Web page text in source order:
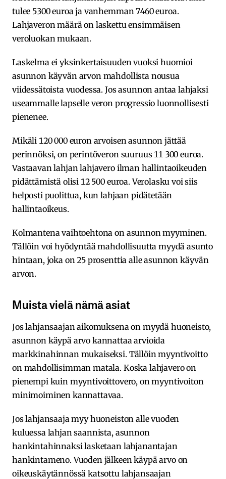
tulee 5300 euroa ja vanhemman 7460 euroa.
Lahjaveron määrä on laskettu ensimmäisen
veroluokan mukaan.
Laskelma ei yksinkertaisuuden vuoksi huomioi
asunnon käyvän arvon mahdollista nousua
viidessätoista vuodessa. Jos asunnon antaa lahjaksi
useammalle lapselle veron progressio luonnollisesti
pienenee.
Mikäli 120 000 euron arvoisen asunnon jättää
perinnöksi, on perintöveron suuruus 11 300 euroa.
Vastaavan lahjan lahjavero ilman hallintaoikeuden
pidättämistä olisi 12 500 euroa. Verolasku voi siis
helposti puolittua, kun lahjaan pidätetään
hallintaoikeus.
Kolmantena vaihtoehtona on asunnon myyminen.
Tällöin voi hyödyntää mahdollisuutta myydä asunto
hintaan, joka on 25 prosenttia alle asunnon käyvän
arvon.
Muista vielä nämä asiat
Jos lahjansaajan aikomuksena on myydä huoneisto,
asunnon käypä arvo kannattaa arvioida
markkinahinnan mukaiseksi. Tällöin myyntivoitto
on mahdollisimman matala. Koska lahjavero on
pienempi kuin myyntivoittovero, on myyntivoiton
minimoiminen kannattavaa.
Jos lahjansaaja myy huoneiston alle vuoden
kuluessa lahjan saannista, asunnon
hankintahinnaksi lasketaan lahjanantajan
hankintameno. Vuoden jälkeen käypä arvo on
oikeuskäytännössä katsottu lahjansaajan